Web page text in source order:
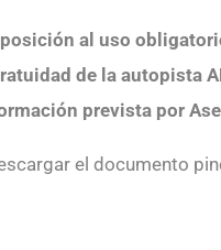
al uso
de la autopista
prevista por
el documento